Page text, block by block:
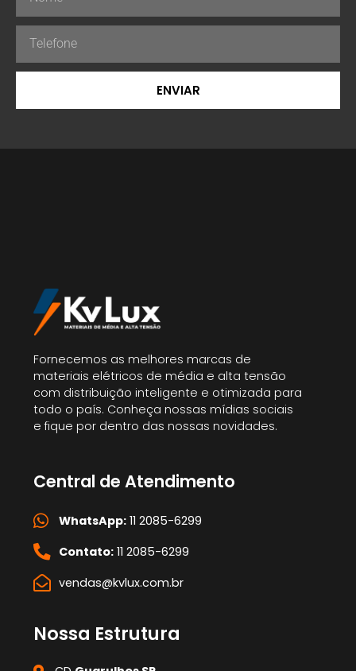
ENVIAR
Fornecemos as melhores marcas de
materiais elétricos de média e alta tensão
com distribuição inteligente e otimizada para
todo o país. Conheça nossas mídias sociais
e fique por dentro das nossas novidades.
Central de Atendimento
WhatsApp:11 2085-6299
Contato:11 2085-6299
vendas@kvlux.com.br
Nossa Estrutura